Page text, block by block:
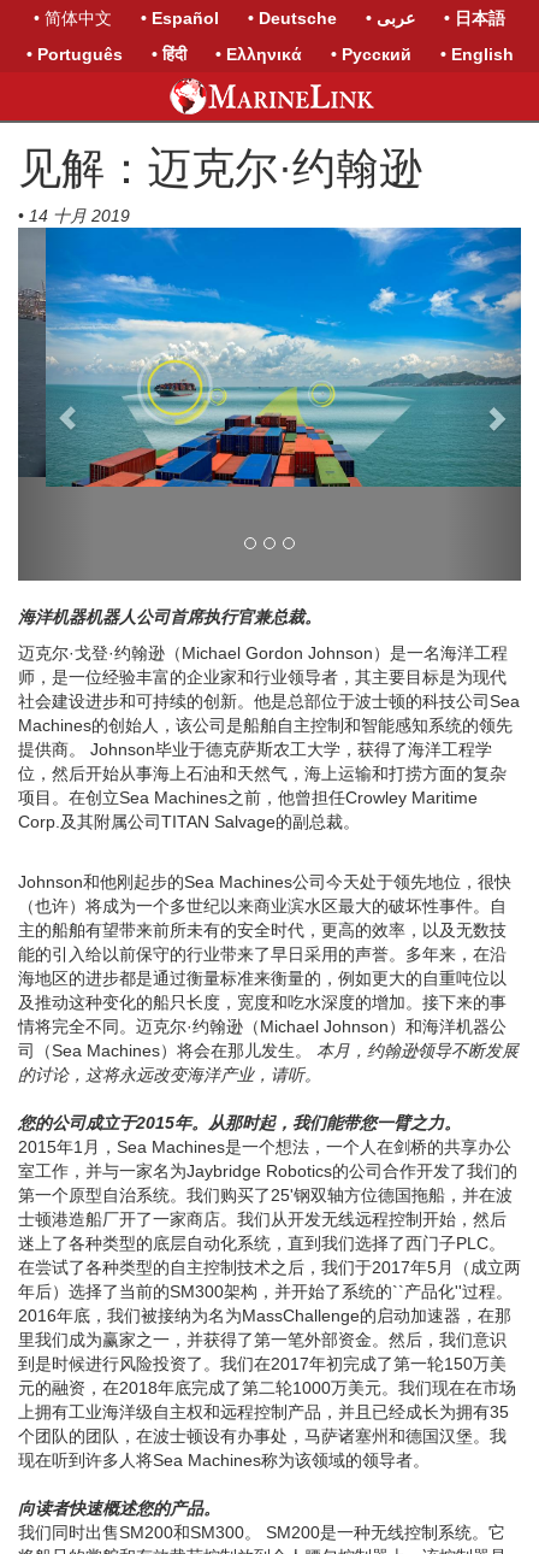
• 简体中文 • Español • Deutsche • عربى
• 日本語
• Português
• हिंदी • Ελληνικά • Русский • English
见解：迈克尔·约翰逊
• 14 十月 2019
Previous Next
海洋机器机器人公司首席执行官兼总裁。
迈克尔·戈登·约翰逊（Michael Gordon Johnson）是一名海洋工程
师，是一位经验丰富的企业家和行业领导者，其主要目标是为现代
社会建设进步和可持续的创新。他是总部位于波士顿的科技公司Sea
Machines的创始人，该公司是船舶自主控制和智能感知系统的领先
提供商。 Johnson毕业于德克萨斯农工大学，获得了海洋工程学
位，然后开始从事海上石油和天然气，海上运输和打捞方面的复杂
项目。在创立Sea Machines之前，他曾担任Crowley Maritime
Corp.及其附属公司TITAN Salvage的副总裁。
Johnson和他刚起步的Sea Machines公司今天处于领先地位，很快
（也许）将成为一个多世纪以来商业滨水区最大的破坏性事件。自
主的船舶有望带来前所未有的安全时代，更高的效率，以及无数技
能的引入给以前保守的行业带来了早日采用的声誉。多年来，在沿
海地区的进步都是通过衡量标准来衡量的，例如更大的自重吨位以
及推动这种变化的船只长度，宽度和吃水深度的增加。接下来的事
情将完全不同。迈克尔·约翰逊（Michael Johnson）和海洋机器公
司（Sea Machines）将会在那儿发生。 本月，约翰逊领导不断发展
的讨论，这将永远改变海洋产业，请听。
您的公司成立于2015年。从那时起，我们能带您一臂之力。
2015年1月，Sea Machines是一个想法，一个人在剑桥的共享办公
室工作，并与一家名为Jaybridge Robotics的公司合作开发了我们的
第一个原型自治系统。我们购买了25'钢双轴方位德国拖船，并在波
士顿港造船厂开了一家商店。我们从开发无线远程控制开始，然后
迷上了各种类型的底层自动化系统，直到我们选择了西门子PLC。
在尝试了各种类型的自主控制技术之后，我们于2017年5月（成立两
年后）选择了当前的SM300架构，并开始了系统的``产品化''过程。
2016年底，我们被接纳为名为MassChallenge的启动加速器，在那
里我们成为赢家之一，并获得了第一笔外部资金。然后，我们意识
到是时候进行风险投资了。我们在2017年初完成了第一轮150万美
元的融资，在2018年底完成了第二轮1000万美元。我们现在在市场
上拥有工业海洋级自主权和远程控制产品，并且已经成长为拥有35
个团队的团队，在波士顿设有办事处，马萨诸塞州和德国汉堡。我
现在听到许多人将Sea Machines称为该领域的领导者。
向读者快速概述您的产品。
我们同时出售SM200和SM300。 SM200是一种无线控制系统。它